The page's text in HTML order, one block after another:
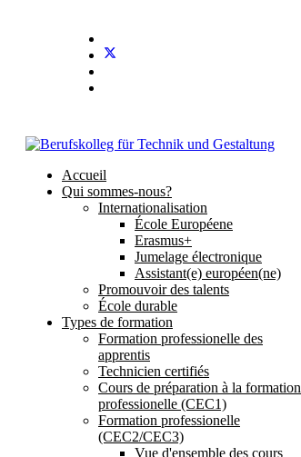
Accueil
Qui sommes-nous?
Internationalisation
École Européene
Erasmus+
Jumelage électronique
Assistant(e) européen(ne)
Promouvoir des talents
École durable
Types de formation
Formation professionelle des
apprentis
Technicien certifiés
Cours de préparation à la formation
professionelle (CEC1)
Formation professionelle
(CEC2/CEC3)
Vue d'ensemble des cours